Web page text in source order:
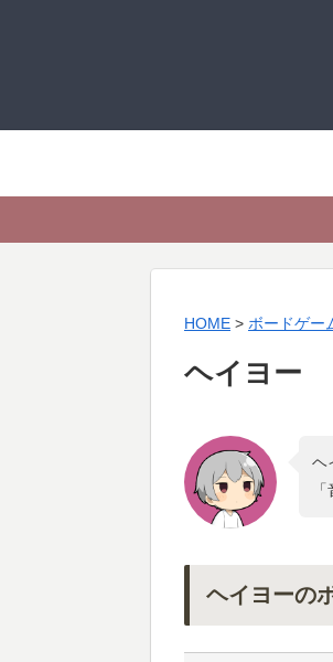
HOME > ボードゲー
ヘイヨー
ヘ
「
ヘイヨーの